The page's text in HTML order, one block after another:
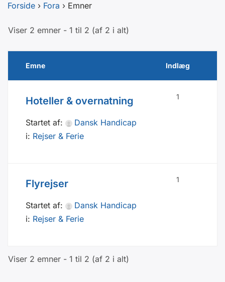
Forside › Fora › Emner
Viser 2 emner - 1 til 2 (af 2 i alt)
Emne Indlæg
Hoteller & overnatning
Startet af:
Dansk Handicap
i: Rejser & Ferie
1
Flyrejser
Startet af:
Dansk Handicap
i: Rejser & Ferie
1
Viser 2 emner - 1 til 2 (af 2 i alt)